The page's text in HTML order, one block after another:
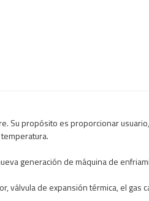
. Su propósito es proporcionarusuario
generación demáquina de
, válvulade expansión térmica, el gas